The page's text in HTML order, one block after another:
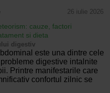
26 iulie 2026
cauze, factori
si dieta
digestiv
este una dintre cele
digestive intalnite
Printre manifestarile care
confortul zilnic se